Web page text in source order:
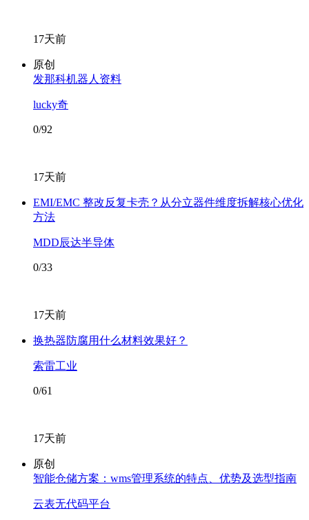
17天前
原创
发那科机器人资料
lucky奇
0/92
17天前
EMI/EMC 整改反复卡壳？从分立器件维度拆解核心优化
方法
MDD辰达半导体
0/33
17天前
换热器防腐用什么材料效果好？
索雷工业
0/61
17天前
原创
智能仓储方案：wms管理系统的特点、优势及选型指南
云表无代码平台